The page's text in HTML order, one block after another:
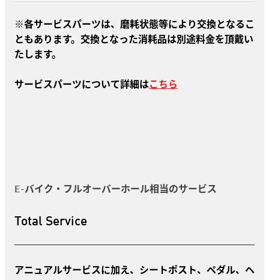
※各サービスパーツは、磨耗状態等により交換となるこ
ともあります。交換となった消耗品は別途料金を頂戴い
たします。
サービスパーツについて詳細はこちら
E-バイク・フルオーバーホール相当のサービス
Total Service
アニュアルサービスに加え、シートポスト、ペダル、ヘ